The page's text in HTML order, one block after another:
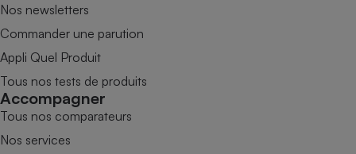
Nos newsletters
Commander une parution
Appli Quel Produit
Tous nos tests de produits
Accompagner
Tous nos comparateurs
Nos services